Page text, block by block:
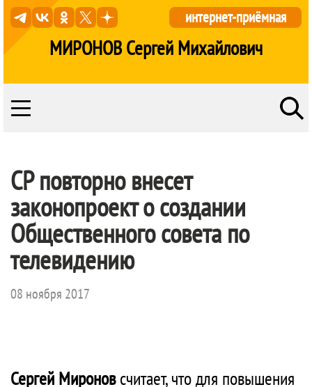
МИРОНОВ Сергей Михайлович
интернет-приёмная
СР повторно внесет
законопроект о создании
Общественного совета по
телевидению
08 ноября 2017
Сергей Мироновсчитает, что для повышения